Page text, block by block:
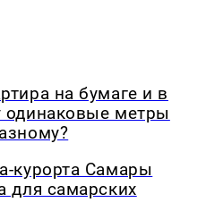
на бумаге и в
метры
курорта Самары
для самарских